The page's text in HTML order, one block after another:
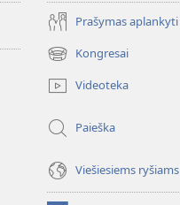
Prašymas aplankyti
Kongresai
(atsiveria
naujas
langas)
Videoteka
Paieška
Viešiesiems ryšiams